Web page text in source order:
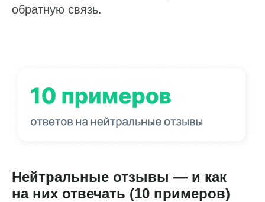
обратную связь.
Нейтральные отзывы — и как
на них отвечать (10 примеров)